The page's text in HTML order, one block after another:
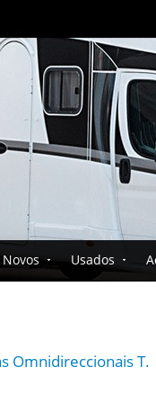
Novos Usados
Omnidireccionais T.